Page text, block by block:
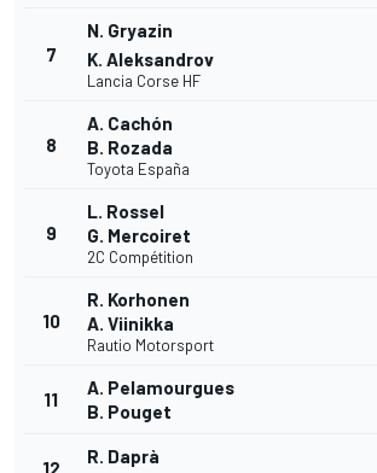
7
N. Gryazin
K. Aleksandrov
Lancia Corse HF
8
A. Cachón
B. Rozada
Toyota España
9
L. Rossel
G. Mercoiret
2C Compétition
10
R. Korhonen
A. Viinikka
Rautio Motorsport
11
A. Pelamourgues
B. Pouget
12
R. Daprà